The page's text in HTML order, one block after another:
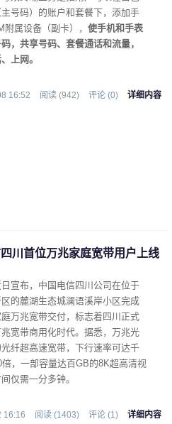
号码）的账户和套餐下，添加手
附属设备（副卡）， 使手机和手表
，共享号码、套餐通话和流量，
上网。
16:52 阅读 (942) 评论 (0) 详细内容
川首位万兆家庭宽带用户上线
宣布，中国电信四川公司在位于
的麓湖生态城澜语溪岸小区完成
万兆宽带交付，标志着四川正式
宽带商用化时代。据悉，万兆光
纤超高速宽带，下行速率可达千
，一部容量达百GB的8K超高清视
仅需一分多钟。
16:16 阅读 (1403) 评论 (1) 详细内容